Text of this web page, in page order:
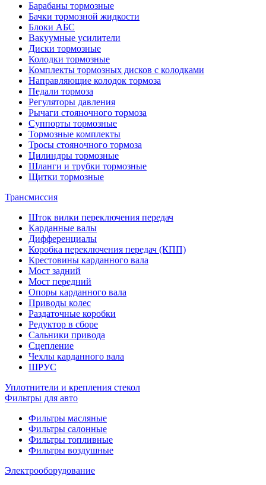
Барабаны тормозные
Бачки тормозной жидкости
Блоки АБС
Вакуумные усилители
Диски тормозные
Колодки тормозные
Комплекты тормозных дисков с колодками
Направляющие колодок тормоза
Педали тормоза
Регуляторы давления
Рычаги стояночного тормоза
Суппорты тормозные
Тормозные комплекты
Тросы стояночного тормоза
Цилиндры тормозные
Шланги и трубки тормозные
Щитки тормозные
Трансмиссия
Шток вилки переключения передач
Карданные валы
Дифференциалы
Коробка переключения передач (КПП)
Крестовины карданного вала
Мост задний
Мост передний
Опоры карданного вала
Приводы колес
Раздаточные коробки
Редуктор в сборе
Сальники привода
Сцепление
Чехлы карданного вала
ШРУС
Уплотнители и крепления стекол
Фильтры для авто
Фильтры масляные
Фильтры салонные
Фильтры топливные
Фильтры воздушные
Электрооборудование